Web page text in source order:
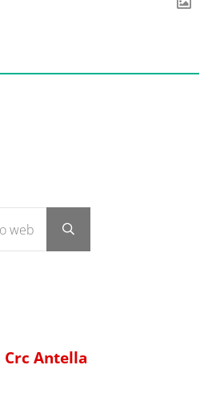
Submit search
Crc Antella